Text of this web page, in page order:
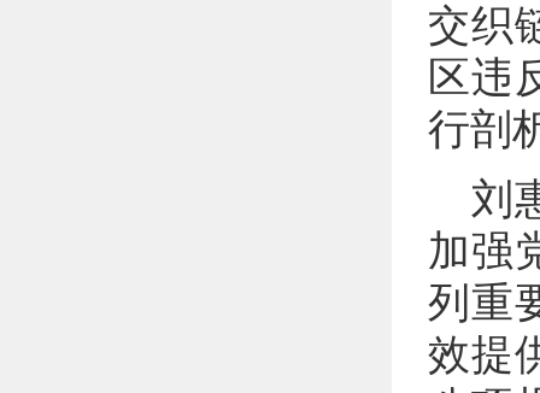
交织
区违
行剖
刘
加强
列重
效提